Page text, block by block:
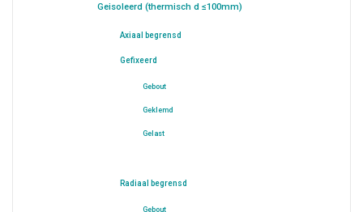
Geisoleerd (thermisch d ≤100mm)
Axiaal begrensd
Gefixeerd
Gebout
Geklemd
Gelast
Radiaal begrensd
Gebout